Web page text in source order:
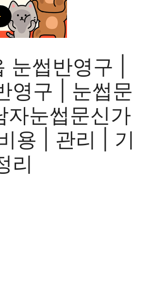
썹반영구 |
영구 | 눈썹문
눈썹문신가
용 | 관리 | 기
리